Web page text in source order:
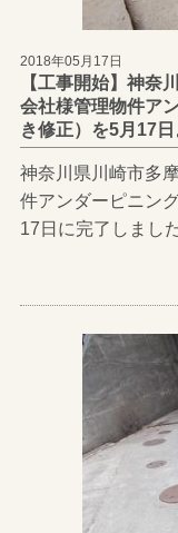
2018年05月17日
【工事開始】神奈
会社様管理物件ア
き修正）を5月17日
神奈川県川崎市多
件アンダーピニン
17日に完了しました